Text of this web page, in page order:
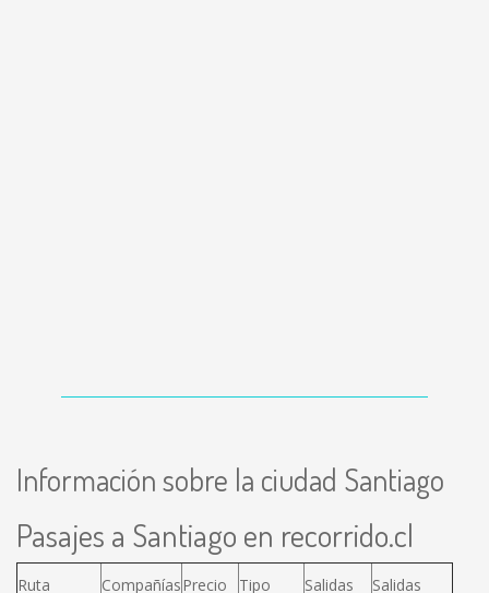
Información sobre la ciudad Santiago
Pasajes a Santiago en recorrido.cl
Ruta CompañíasPrecio Tipo Salidas Salidas